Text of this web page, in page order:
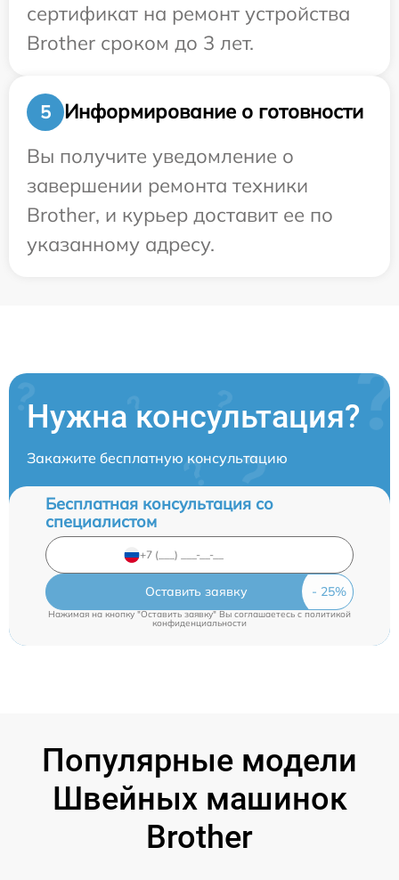
сертификат на ремонт устройства
Brother сроком до 3 лет.
5
Информирование о готовности
Вы получите уведомление о
завершении ремонта техники
Brother, и курьер доставит ее по
указанному адресу.
Нужна консультация?
Закажите бесплатную консультацию
Бесплатная консультация со
специалистом
Оставить заявку
Нажимая на кнопку "Оставить заявку" Вы соглашаетесь cполитикой
конфиденциальности
Популярные модели
Швейных машинок
Brother